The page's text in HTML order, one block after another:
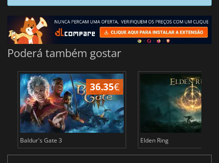
Poderá também gostar
36.35€
Baldur's Gate 3 Elden Ring